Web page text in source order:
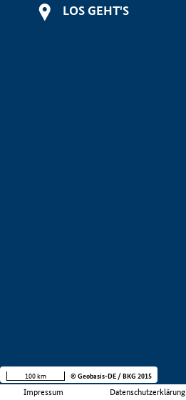
LOS GEHT'S
Impressum Datenschutzerklärung
100 km © Geobasis-DE / BKG 2015